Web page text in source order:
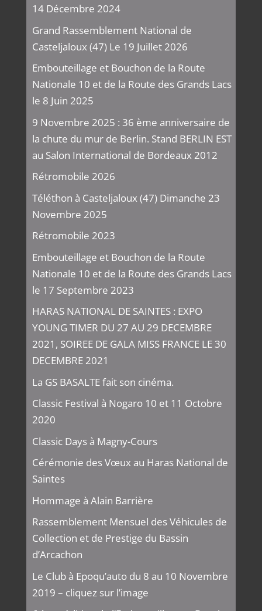
14 Décembre 2024
Grand Rassemblement National de
Casteljaloux (47) Le 19 Juillet 2026
Embouteillage et Bouchon de la Route
Nationale 10 et de la Route des Grands Lacs
le 8 Juin 2025
9 Novembre 2025 : 36 ème anniversaire de
la chute du mur de Berlin. Stand BERLIN EST
au Salon International de Bordeaux 2012
Rétromobile 2026
Téléthon à Casteljaloux (47) Dimanche 23
Novembre 2025
Rétromobile 2023
Embouteillage et Bouchon de la Route
Nationale 10 et de la Route des Grands Lacs
le 17 Septembre 2023
HARAS NATIONAL DE SAINTES : EXPO
YOUNG TIMER DU 27 AU 29 DECEMBRE
2021, SOIREE DE GALA MISS FRANCE LE 30
DECEMBRE 2021
La GS BASALTE fait son cinéma.
Classic Festival à Nogaro 10 et 11 Octobre
2020
Classic Days à Magny-Cours
Cérémonie des Vœux au Haras National de
Saintes
Hommage à Alain Barrière
Rassemblement Mensuel des Véhicules de
Collection et de Prestige du Bassin
d’Arcachon
Le Club à Epoqu’auto du 8 au 10 Novembre
2019 – cliquez sur l’image